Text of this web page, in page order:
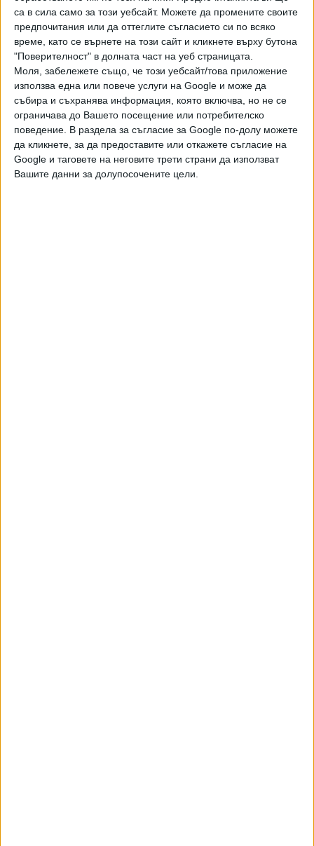
са в сила само за този уебсайт. Можете да промените своите
предпочитания или да оттеглите съгласието си по всяко
време, като се върнете на този сайт и кликнете върху бутона
"Поверителност" в долната част на уеб страницата.
Моля, забележете също, че този уебсайт/това приложение
използва една или повече услуги на Google и може да
събира и съхранява информация, която включва, но не се
ограничава до Вашето посещение или потребителско
поведение. В раздела за съгласие за Google по-долу можете
да кликнете, за да предоставите или откажете съгласие на
Google и таговете на неговите трети страни да използват
Вашите данни за долупосочените цели.
7 ноември - област Габрово
14 ноември - областите Видин, Враца, Ловеч, Монтана и
Плевен
15 ноември - Велико Търново, Разград, Русе и Силистра
16 ноември - Варна, Добрич, Търговище и Шумен
21 ноември - Бургас, Сливен, Стара Загора и Ямбол
22 ноември - Благоевград, Кюстендил, Перник, София и
Софийска област
23 ноември - Кърджали, Пазарджик, Пловдив, Смолян и
Хасково